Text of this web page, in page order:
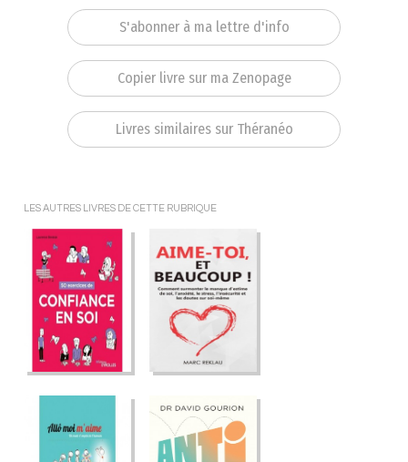
S'abonner à ma lettre d'info
Copier livre sur ma Zenopage
Livres similaires sur Théranéo
LES AUTRES LIVRES DE CETTE RUBRIQUE